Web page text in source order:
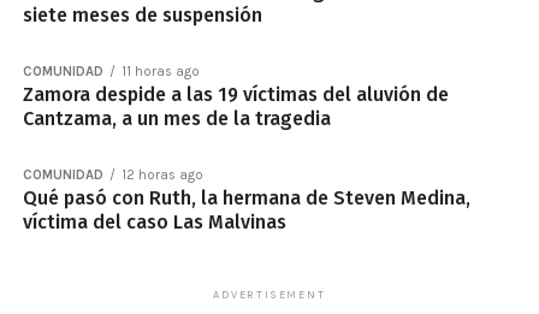
siete meses de suspensión
COMUNIDAD 11 horas ago
Zamora despide a las 19 víctimas del aluvión de
Cantzama, a un mes de la tragedia
COMUNIDAD 12 horas ago
Qué pasó con Ruth, la hermana de Steven Medina,
víctima del caso Las Malvinas
ADVERTISEMENT